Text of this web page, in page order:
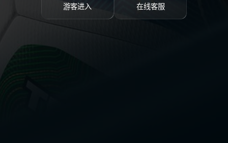
游客进入 在线客服